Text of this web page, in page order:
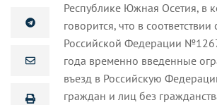
Республике Южная Осетия, в
говорится, что в
Российской Федерации
года временно введенные
въезд в Российскую
граждан и лиц без